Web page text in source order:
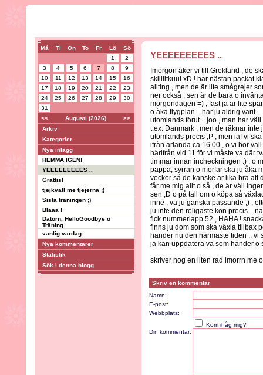
Må Ti On To Fr Lö
Sö
1
2
3
4 5 6 7 8
9
10
11 12 13 14 15
16
17
18 19 20 21 22
23
24
25 26 27 28 29
30
31
<<
Augusti (2026)
>>
Arkiv
Kategorier
Nya inlägg
HEMMA IGEN!
YEEEEEEEEES ..
Grattis!
tjejkväll me tjejerna ;)
Sista träningen ;)
Bläää !
Datorn, HelloGoodbye o
Träning.
vanlig vardag.
Nya kommentarer
Statistik
Sök i denna blogg
YEEEEEEEEES ..
Imorgon åker vi till Grekland , de
skiiiiitkuul xD ! har nästan packat
allting , men de är lite smågrejer
ner också , sen är de bara o
morgondagen =) , fast ja är lite
o åka flygplan .. har ju aldrig varit
utomlands förut .. joo , man har väll
t.ex. Danmark , men de räknar inte
utomlands precis ;P , men iaf vi
ifrån arlanda ca 16.00 , o vi bör
härifrån vid 11 för vi måste va där
timmar innan incheckningen :) , o
pappa, syrran o morfar ska ju åka
veckor så de kanske är lika bra att
får me mig allt o så , de är väll
sen ;D o på tall om o köpa så
inne , va ju ganska passande ;) ,
ju inte den roligaste kön precis ..
fick nummerlapp 52 , HAHA !
finns ju dom som ska växla tillbax
händer nu den närmaste tiden ..
ja kan uppdatera va som händer o
skriver nog en liten rad imorrn me
Skriv en kommentar
Namn:
E-post:
Webbplats:
Kom ihåg mig?
Din kommentar: